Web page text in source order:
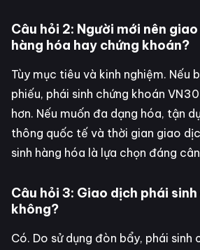
Câu hỏi 2: Người mới nên
hàng hóa hay chứng khoán?
Tùy mục tiêu và kinh nghiệm. Nếu
phiếu, phái sinh chứng khoán
hơn. Nếu muốn đa dạng hóa, tận
thông quốc tế và thời gian giao
sinh hàng hóa là lựa chọn đáng
Câu hỏi 3: Giao dịch phái
không?
Có. Do sử dụng đòn bẩy, phái sinh